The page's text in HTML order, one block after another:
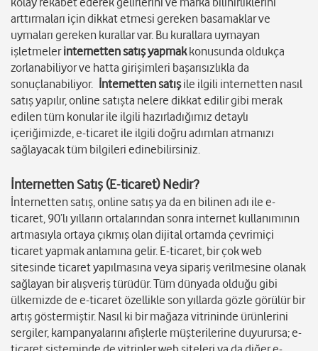
arttırmaları için dikkat etmesi gereken basamaklar ve
uymaları gereken kurallar var. Bu kurallara uymayan
işletmelerinternetten satış yapmakkonusunda oldukça
zorlanabiliyor ve hatta girişimleri başarısızlıkla da
sonuçlanabiliyor. İnternetten satışile ilgili internetten nasıl
satış yapılır, online satışta nelere dikkat edilir gibi merak
edilen tüm konular ile ilgili hazırladığımız detaylı
içeriğimizde, e-ticaret ile ilgili doğru adımları atmanızı
sağlayacak tüm bilgileri edinebilirsiniz.
İnternetten Satış (E-ticaret) Nedir?
İnternetten satış, online satış ya da en bilinen adı ile e-
ticaret, 90’lı yılların ortalarından sonra internet kullanımının
artmasıyla ortaya çıkmış olan dijital ortamda çevrimiçi
ticaret yapmak anlamına gelir. E-ticaret, bir çok web
sitesinde ticaret yapılmasına veya sipariş verilmesine olanak
sağlayan bir alışveriş türüdür. Tüm dünyada olduğu gibi
ülkemizde de e-ticaret özellikle son yıllarda gözle görülür bir
artış göstermiştir. Nasıl ki bir mağaza vitrininde ürünlerini
sergiler, kampanyalarını afişlerle müşterilerine duyurursa; e-